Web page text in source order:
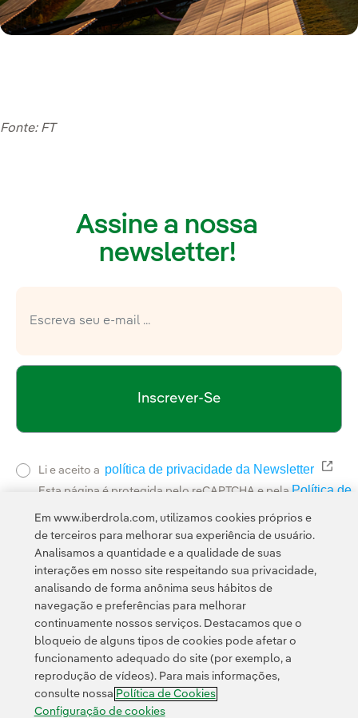
Fonte: FT
Assine a nossa
newsletter!
Inscrever-Se
Li e aceito a política de privacidade da Newsletter Link
Esta página é protegida pelo reCAPTCHA e pela Política de
Contato Clientes Política de Privacidade Informação legal
Transparência no uso da IA Política de cookies Configuração de cookies
Acessibilidade Canal de denúncias
Em www.iberdrola.com, utilizamos cookies próprios e
de terceiros para melhorar sua experiência de usuário.
Analisamos a quantidade e a qualidade de suas
interações em nosso site respeitando sua privacidade,
analisando de forma anônima seus hábitos de
navegação e preferências para melhorar
continuamente nossos serviços. Destacamos que o
bloqueio de alguns tipos de cookies pode afetar o
funcionamento adequado do site (por exemplo, a
reprodução de vídeos). Para mais informações,
consulte nossa Política de Cookies
Configuração de cookies